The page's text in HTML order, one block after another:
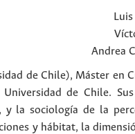
Luis
Andrea
de Chile), Máster en
de Chile.
y la sociología de la
y hábitat, la